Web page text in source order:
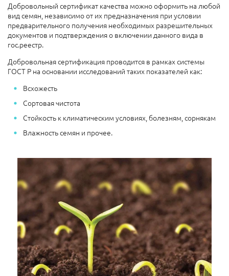
Добровольный сертификат качества можно оформить на любой
вид семян, независимо от их предназначения при условии
предварительного получения необходимых разрешительных
документов и подтверждения о включении данного вида в
гос.реестр.
Добровольная сертификация проводится в рамках системы
ГОСТ Р на основании исследований таких показателей как:
Всхожесть
Сортовая чистота
Стойкость к климатическим условиях, болезням, сорнякам
Влажность семян и прочее.